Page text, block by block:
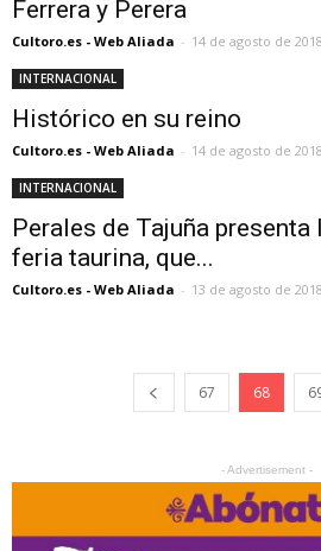
Ferrera y Perera
Cultoro.es - Web Aliada - 14 de agosto de 2018
INTERNACIONAL
Histórico en su reino
Cultoro.es - Web Aliada - 14 de agosto de 2018
INTERNACIONAL
Perales de Tajuña
feria taurina, que...
Cultoro.es - Web Aliada - 13 de agosto de 2018
67 68
- Advertisement -